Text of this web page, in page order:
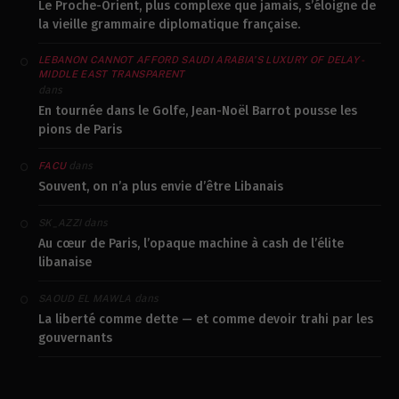
Le Proche-Orient, plus complexe que jamais, s’éloigne de
la vieille grammaire diplomatique française.
LEBANON CANNOT AFFORD SAUDI ARABIA’S LUXURY OF DELAY -
MIDDLE EAST TRANSPARENT
dans
En tournée dans le Golfe, Jean-Noël Barrot pousse les
pions de Paris
FACUdans
Souvent, on n’a plus envie d’être Libanais
SK_AZZIdans
Au cœur de Paris, l’opaque machine à cash de l’élite
libanaise
SAOUD EL MAWLA dans
La liberté comme dette — et comme devoir trahi par les
gouvernants